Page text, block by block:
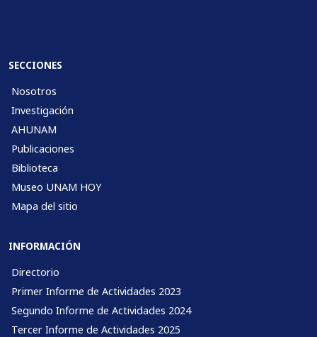
SECCIONES
Nosotros
Investigación
AHUNAM
Publicaciones
Biblioteca
Museo UNAM HOY
Mapa del sitio
INFORMACIÓN
Directorio
Primer Informe de Actividades 2023
Segundo Informe de Actividades 2024
Tercer Informe de Actividades 2025